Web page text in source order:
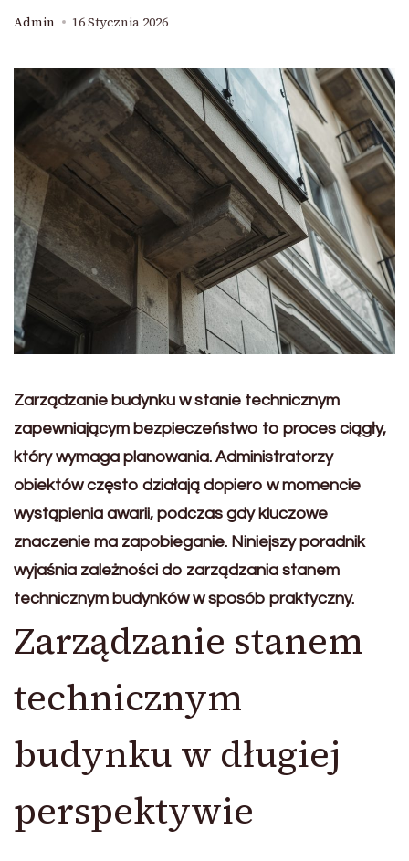
Admin 16 Stycznia 2026
Zarządzanie budynku w stanie technicznym
zapewniającym bezpieczeństwo to proces ciągły,
który wymaga planowania. Administratorzy
obiektów często działają dopiero w momencie
wystąpienia awarii, podczas gdy kluczowe
znaczenie ma zapobieganie. Niniejszy poradnik
wyjaśnia zależności do zarządzania stanem
technicznym budynków w sposób praktyczny.
Zarządzanie stanem
technicznym
budynku w długiej
perspektywie